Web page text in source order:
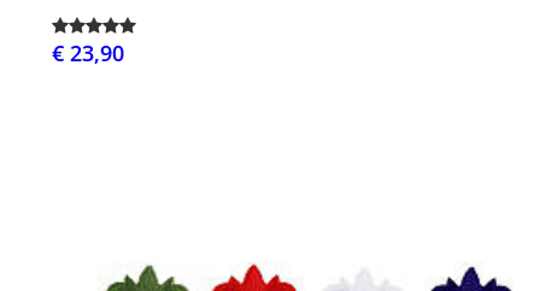
€ 23,90